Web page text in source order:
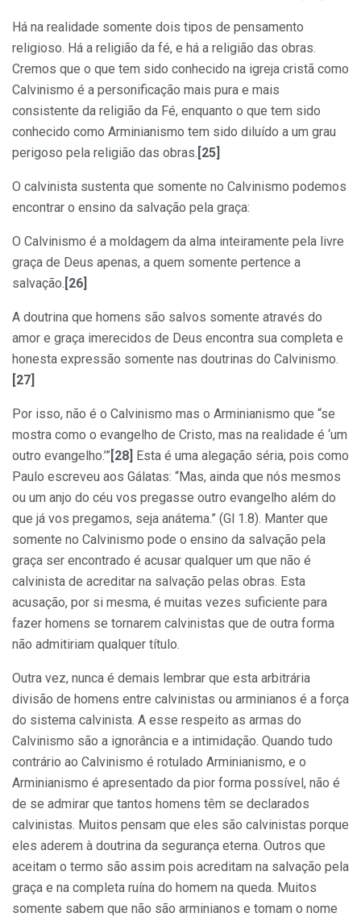
Há na realidade somente dois tipos de pensamento
religioso. Há a religião da fé, e há a religião das obras.
Cremos que o que tem sido conhecido na igreja cristã como
Calvinismo é a personificação mais pura e mais
consistente da religião da Fé, enquanto o que tem sido
conhecido como Arminianismo tem sido diluído a um grau
perigoso pela religião das obras. [25]
O calvinista sustenta que somente no Calvinismo podemos
encontrar o ensino da salvação pela graça:
O Calvinismo é a moldagem da alma inteiramente pela livre
graça de Deus apenas, a quem somente pertence a
salvação. [26]
A doutrina que homens são salvos somente através do
amor e graça imerecidos de Deus encontra sua completa e
honesta expressão somente nas doutrinas do Calvinismo.
[27]
Por isso, não é o Calvinismo mas o Arminianismo que “se
mostra como o evangelho de Cristo, mas na realidade é ‘um
outro evangelho.’” [28] Esta é uma alegação séria, pois como
Paulo escreveu aos Gálatas: “Mas, ainda que nós mesmos
ou um anjo do céu vos pregasse outro evangelho além do
que já vos pregamos, seja anátema.” (Gl 1.8). Manter que
somente no Calvinismo pode o ensino da salvação pela
graça ser encontrado é acusar qualquer um que não é
calvinista de acreditar na salvação pelas obras. Esta
acusação, por si mesma, é muitas vezes suficiente para
fazer homens se tornarem calvinistas que de outra forma
não admitiriam qualquer título.
Outra vez, nunca é demais lembrar que esta arbitrária
divisão de homens entre calvinistas ou arminianos é a força
do sistema calvinista. A esse respeito as armas do
Calvinismo são a ignorância e a intimidação. Quando tudo
contrário ao Calvinismo é rotulado Arminianismo, e o
Arminianismo é apresentado da pior forma possível, não é
de se admirar que tantos homens têm se declarados
calvinistas. Muitos pensam que eles são calvinistas porque
eles aderem à doutrina da segurança eterna. Outros que
aceitam o termo são assim pois acreditam na salvação pela
graça e na completa ruína do homem na queda. Muitos
somente sabem que não são arminianos e tomam o nome